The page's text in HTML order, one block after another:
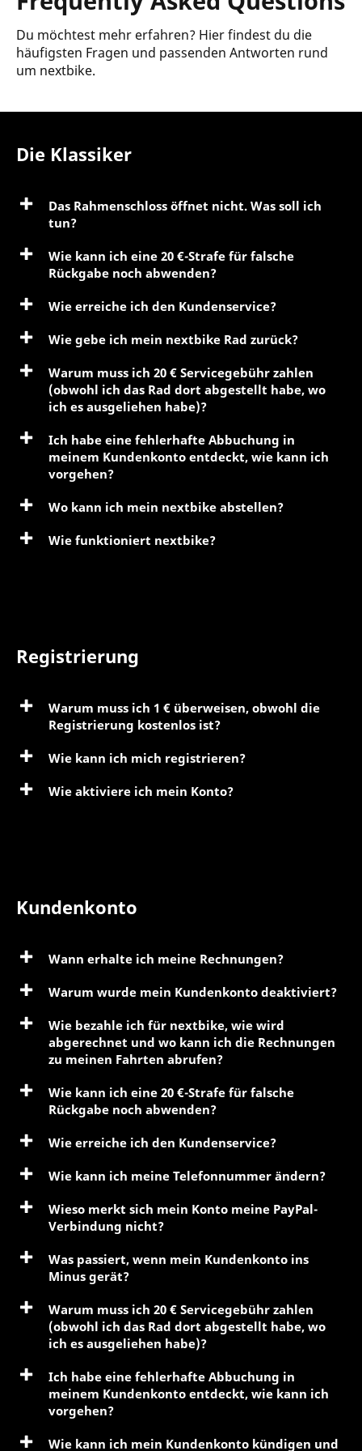
Du möchtest mehr erfahren? Hier findest du die
häufigsten Fragen und passenden Antworten rund
um nextbike.
Die Klassiker
Das Rahmenschloss öffnet nicht. Was soll ich
tun?
Wie kann ich eine 20 €-Strafe für falsche
Rückgabe noch abwenden?
Wie erreiche ich den Kundenservice?
Wie gebe ich mein nextbike Rad zurück?
Warum muss ich 20 € Servicegebühr zahlen
(obwohl ich das Rad dort abgestellt habe, wo
ich es ausgeliehen habe)?
Ich habe eine fehlerhafte Abbuchung in
meinem Kundenkonto entdeckt, wie kann ich
vorgehen?
Wo kann ich mein nextbike abstellen?
Wie funktioniert nextbike?
Registrierung
Warum muss ich 1 € überweisen, obwohl die
Registrierung kostenlos ist?
Wie kann ich mich registrieren?
Wie aktiviere ich mein Konto?
Kundenkonto
Wann erhalte ich meine Rechnungen?
Warum wurde mein Kundenkonto deaktiviert?
Wie bezahle ich für nextbike, wie wird
abgerechnet und wo kann ich die Rechnungen
zu meinen Fahrten abrufen?
Wie kann ich eine 20 €-Strafe für falsche
Rückgabe noch abwenden?
Wie erreiche ich den Kundenservice?
Wie kann ich meine Telefonnummer ändern?
Wieso merkt sich mein Konto meine PayPal-
Verbindung nicht?
Was passiert, wenn mein Kundenkonto ins
Minus gerät?
Warum muss ich 20 € Servicegebühr zahlen
(obwohl ich das Rad dort abgestellt habe, wo
ich es ausgeliehen habe)?
Ich habe eine fehlerhafte Abbuchung in
meinem Kundenkonto entdeckt, wie kann ich
vorgehen?
Wie kann ich mein Kundenkonto kündigen und